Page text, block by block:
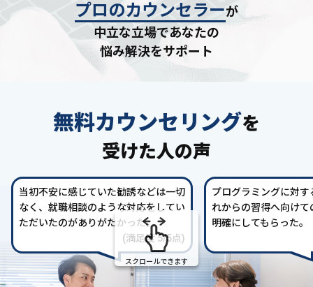
プロのカウンセラーが
中立な立場であなたの
悩み解決をサポート
無料カウンセリングを
受けた人の声
当初不安に感じていた勧誘などは一切
なく、就職相談のような対応をしてい
ただいたのがありがたかった。
(満足度 5/5点)
プログラミングに対
れからの習得へ向け
明確にしてもらった。
スクロールできます